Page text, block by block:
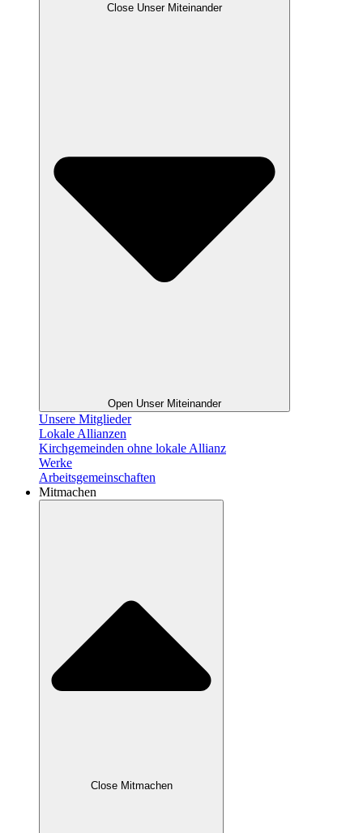
Close Unser Miteinander
Open Unser Miteinander
Unsere Mitglieder
Lokale Allianzen
Kirchgemeinden ohne lokale Allianz
Werke
Arbeitsgemeinschaften
Mitmachen
Close Mitmachen